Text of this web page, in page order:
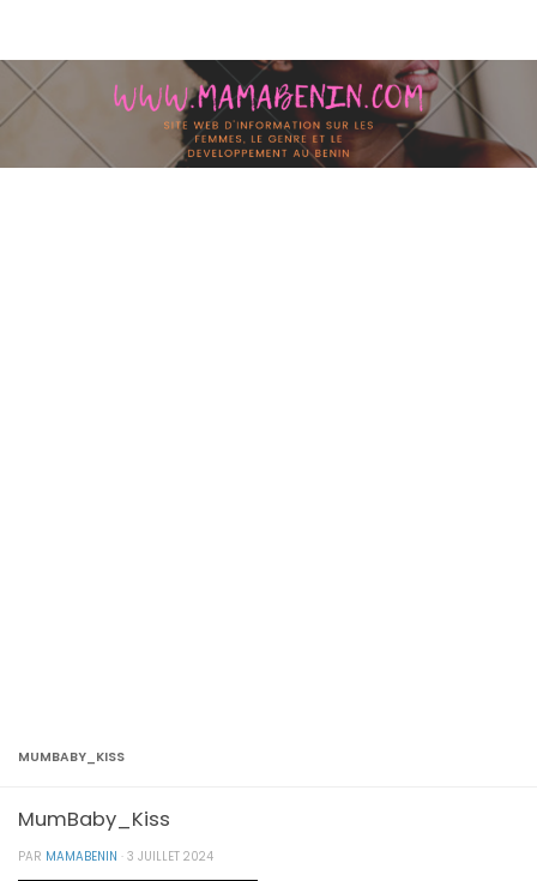
MUMBABY_KISS
MumBaby_Kiss
PAR MAMABENIN · 3 JUILLET 2024